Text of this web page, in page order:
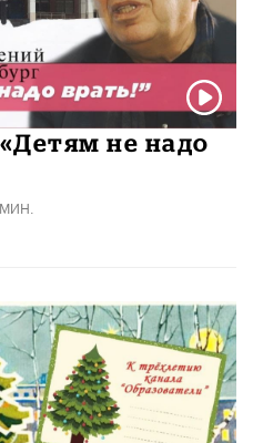
не надо